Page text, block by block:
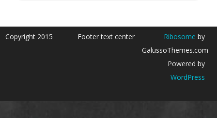
Copyright 2015 Footer text center Ribosome by
GalussoThemes.com
Powered by
WordPress